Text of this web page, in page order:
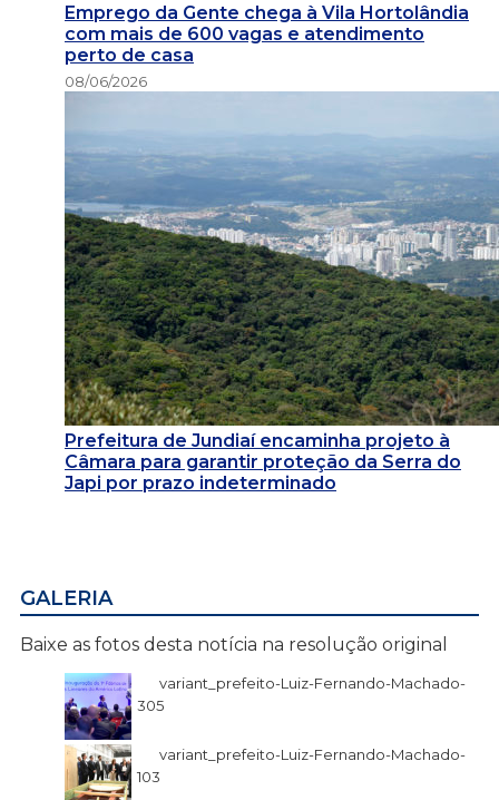
Emprego da Gente chega à Vila Hortolândia
com mais de 600 vagas e atendimento
perto de casa
08/06/2026
Prefeitura de Jundiaí encaminha projeto à
Câmara para garantir proteção da Serra do
Japi por prazo indeterminado
GALERIA
Baixe as fotos desta notícia na resolução original
variant_prefeito-Luiz-Fernando-Machado-
305
variant_prefeito-Luiz-Fernando-Machado-
103